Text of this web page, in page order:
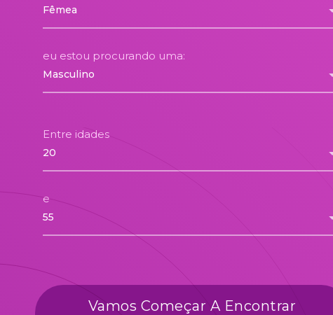
eu estou procurando uma:
Entre idades
e
Vamos Começar A Encontrar